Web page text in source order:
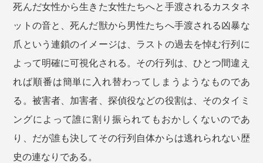
死んだ女性から生きた女性たちへと手渡されるカスタネ
ットの音と、死んだ獣から男性たちへ手渡される凶暴な
爪という連鎖のイメージは、ラストの過去を悼む行列に
よって明確に可視化される。その行列は、ひとつ間違え
れば順番は簡単に入れ替わってしまうようなものであ
る。被害者、加害者、探偵役などの役割は、そのタイミ
ングによって誰に割り振られてもおかしくないのであ
り、だが誰も決してその行列自体からは逃れられない歴
史の連なりである。